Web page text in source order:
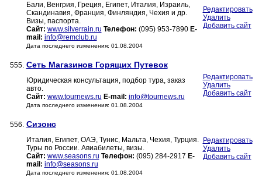
Бали, Венгрия, Греция, Египет, Италия, Израиль,
Скандинавия, Франция, Финляндия, Чехия и др.
Визы, паспорта.
Сайт: www.silverrain.ru Телефон: (095) 953-7890 E-
mail: info@remclub.ru
Дата последнего изменения: 01.08.2004
Редактировать
Удалить
Добавить сайт
555. Сеть Магазинов Горящих Путевок
Юридическая консультация, подбор тура, заказ
авто.
Сайт: www.tournews.ru E-mail: info@tournews.ru
Дата последнего изменения: 01.08.2004
Редактировать
Удалить
Добавить сайт
556. Сизонс
Италия, Египет, ОАЭ, Тунис, Мальта, Чехия, Турция.
Туры по России. Авиабилеты, визы.
Сайт: www.seasons.ru Телефон: (095) 284-2917 E-
mail: info@seasons.ru
Дата последнего изменения: 01.08.2004
Редактировать
Удалить
Добавить сайт